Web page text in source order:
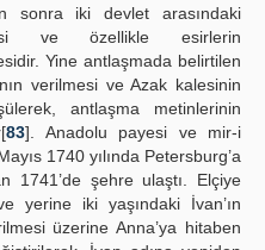
sonra iki devlet arasındaki
ve özellikle esirlerin
Yine antlaşmada belirtilen
verilmesi ve Azak kalesinin
antlaşma metinlerinin
83]. Anadolu payesi ve mir-i
1740 yılında Petersburg’a
1741’de şehre ulaştı. Elçiye
yerine iki yaşındaki İvan’ın
üzerine Anna’ya hitaben